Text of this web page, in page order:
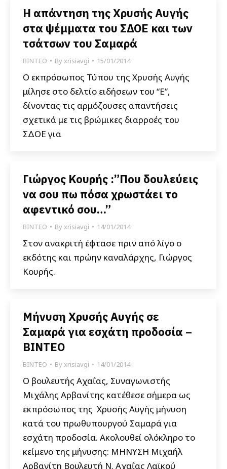
Η απάντηση της Χρυσής Αυγής
στα ψέμματα του ΣΔΟΕ και των
τσάτσων του Σαμαρά
ΒΙΝΤΕΟ Byxrisiavgi 15/01/2014
Ο εκπρόσωπος Τύπου της Χρυσής Αυγής
μίλησε στο δελτίο ειδήσεων του “Ε”,
δίνοντας τις αρμόζουσες απαντήσεις
σχετικά με τις βρώμικες διαρροές του
ΣΔΟΕ για
Γιώργος Κουρής :”Που δουλεύεις
να σου πω πόσα χρωστάει το
αφεντικό σου…”
ΒΙΝΤΕΟ Byxrisiavgi 14/01/2014
Στον ανακριτή έφτασε πριν από λίγο ο
εκδότης και πρώην καναλάρχης, Γιώργος
Κουρής.
Μήνυση Χρυσής Αυγής σε
Σαμαρά για εσχάτη προδοσία –
ΒΙΝΤΕΟ
ΒΙΝΤΕΟ Byxrisiavgi 14/01/2014
Ο βουλευτής Αχαΐας, Συναγωνιστής
Μιχάλης Αρβανίτης κατέθεσε σήμερα ως
εκπρόσωπος της Χρυσής Αυγής μήνυση
κατά του πρωθυπουργού Σαμαρά για
εσχάτη προδοσία. Ακολουθεί ολόκληρο το
κείμενο της μήνυσης: ΜΗΝΥΣΗ Μιχαήλ
Αρβανίτη Βουλευτή Ν. Αχαΐας Λαϊκού